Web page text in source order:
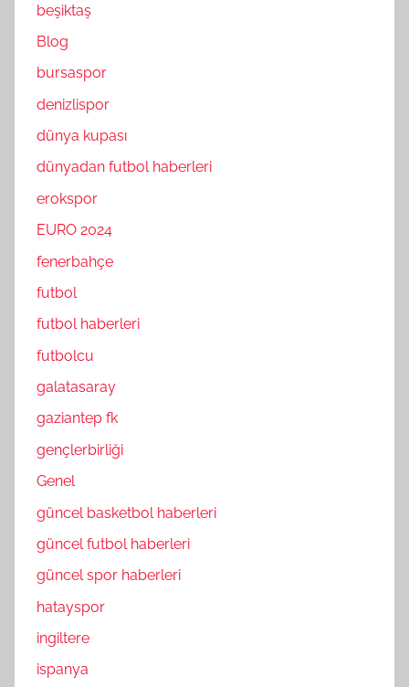
beşiktaş
Blog
bursaspor
denizlispor
dünya kupası
dünyadan futbol haberleri
erokspor
EURO 2024
fenerbahçe
futbol
futbol haberleri
futbolcu
galatasaray
gaziantep fk
gençlerbirliği
Genel
güncel basketbol haberleri
güncel futbol haberleri
güncel spor haberleri
hatayspor
ingiltere
ispanya